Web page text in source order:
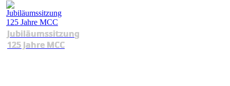
Jubiläumssitzung
125 Jahre MCC